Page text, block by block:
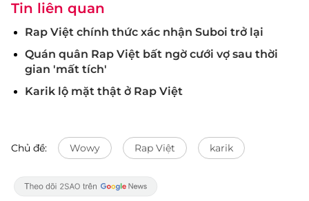
Tin liên quan
Rap Việt chính thức xác nhận Suboi trở lại
Quán quân Rap Việt bất ngờ cưới vợ sau thời
gian 'mất tích'
Karik lộ mặt thật ở Rap Việt
Chủ đề: Wowy Rap Việt karik